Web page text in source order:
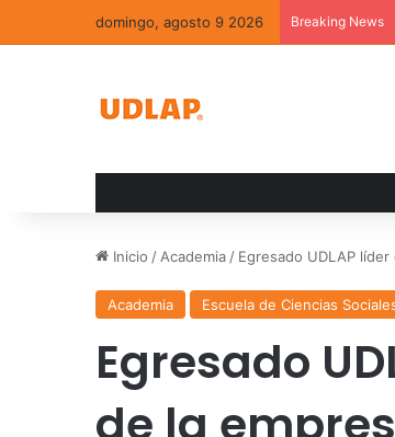
domingo, agosto 9 2026 Breaking News
Inicio / Academia / Egresado UDLAP
Academia Escuela de Ciencias
Egresado
de la